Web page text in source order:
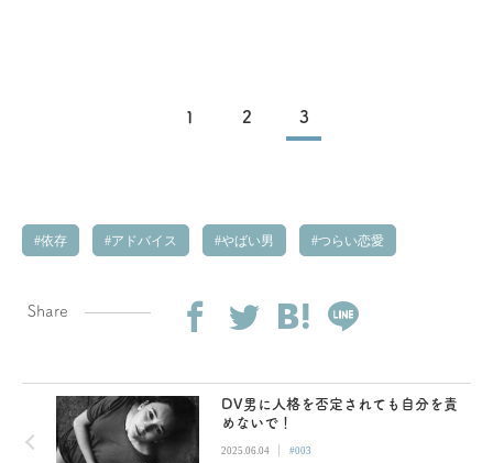
1 2 3
依存 アドバイス やばい男 つらい恋愛
Share
DV男に人格を否定されても自分を責
めないで！
2025.06.04 | #003